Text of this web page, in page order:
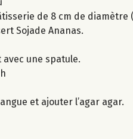
de 8 cm de
Sojade Ananas.
une spatule.
et ajouter l’agar agar.